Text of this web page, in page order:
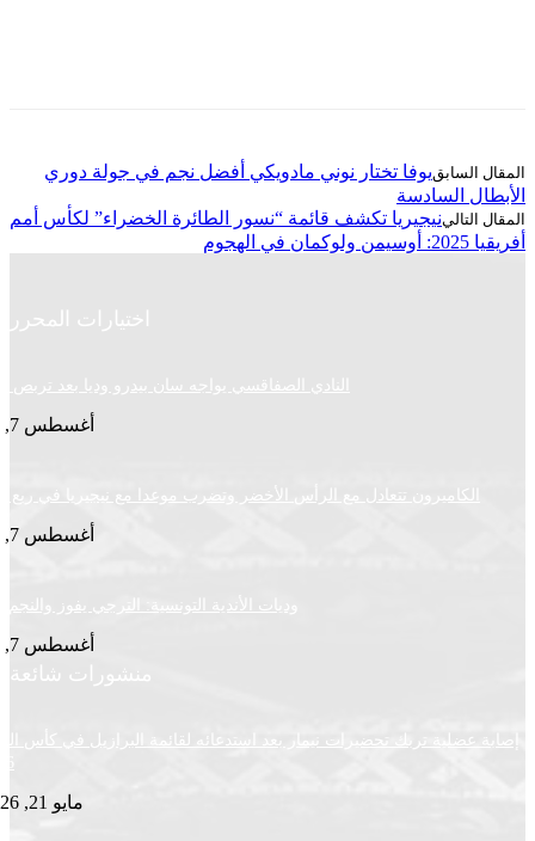
يوفا تختار نوني مادويكي أفضل نجم في جولة دوري
السادسة
نيجيريا تكشف قائمة “نسور الطائرة الخضراء” لكأس أمم
اختيارات المحرر
النادي الصفاقسي يواجه سان بيدرو وديا بعد تربص سوسة
أغسطس 7, 2026
تتعادل مع الرأس الأخضر وتضرب موعدا مع نيجيريا في ربع النهائي
أغسطس 7, 2026
وديات الأندية التونسية: الترجي يفوز والنجم يتعادل
أغسطس 7, 2026
منشورات شائعة
تربك تحضيرات نيمار بعد استدعائه لقائمة البرازيل في كأس العالم